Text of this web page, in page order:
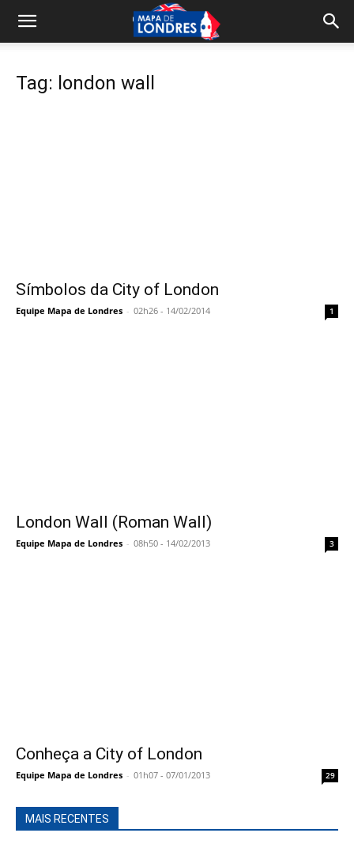
Tag: london wall
Símbolos da City of London
Equipe Mapa de Londres - 02h26 - 14/02/2014 1
London Wall (Roman Wall)
Equipe Mapa de Londres - 08h50 - 14/02/2013 3
Conheça a City of London
Equipe Mapa de Londres - 01h07 - 07/01/2013 29
MAIS RECENTES